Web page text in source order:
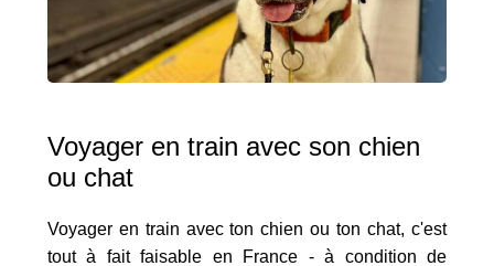
Voyager en train avec son chien
ou chat
Voyager en train avec ton chien ou ton chat, c'est
tout à fait faisable en France - à condition de